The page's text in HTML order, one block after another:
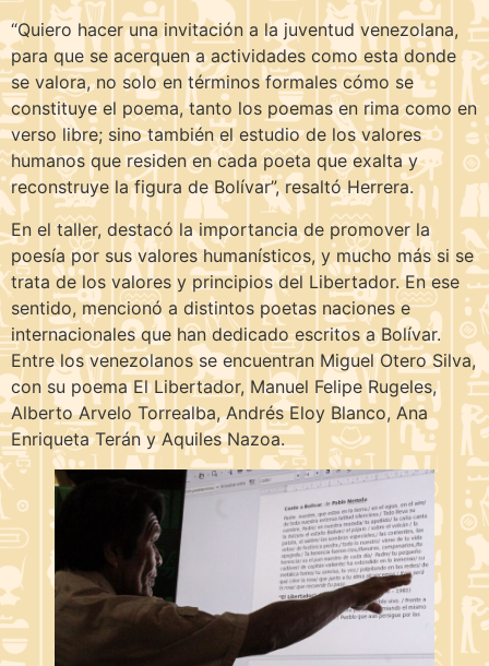
“Quiero hacer una invitación a la juventud venezolana,
para que se acerquen a actividades como esta donde
se valora, no solo en términos formales cómo se
constituye el poema, tanto los poemas en rima como en
verso libre; sino también el estudio de los valores
humanos que residen en cada poeta que exalta y
reconstruye la figura de Bolívar”, resaltó Herrera.
En el taller, destacó la importancia de promover la
poesía por sus valores humanísticos, y mucho más si se
trata de los valores y principios del Libertador. En ese
sentido, mencionó a distintos poetas naciones e
internacionales que han dedicado escritos a Bolívar.
Entre los venezolanos se encuentran Miguel Otero Silva,
con su poema El Libertador, Manuel Felipe Rugeles,
Alberto Arvelo Torrealba, Andrés Eloy Blanco, Ana
Enriqueta Terán y Aquiles Nazoa.